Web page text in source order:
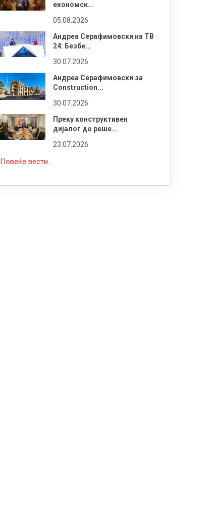
економск...
05.08.2026
Андреа Серафимовски на ТВ
24: Безбе...
30.07.2026
Андреа Серафимовски за
Construction...
30.07.2026
Преку конструктивен
дијалог до реше...
23.07.2026
Повеќе вести...